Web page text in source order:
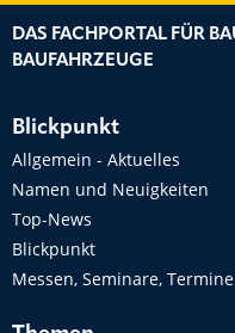
DAS FACHPORTAL FÜR
BAUFAHRZEUGE
Blickpunkt
Allgemein - Aktuelles
Namen und Neuigkeiten
Top-News
Blickpunkt
Messen, Seminare, Termine